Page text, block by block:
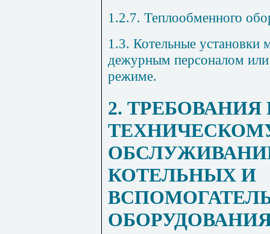
1.2.7. Теплообменного
1.3. Котельные установки
дежурным персоналом или
режиме.
2. ТРЕБОВАНИЯ
КОТЕЛЬНЫХ И